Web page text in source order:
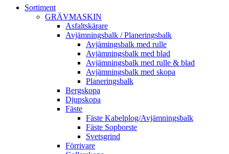
Sortiment
GRÄV­MASKIN
Asfalt­skärare
Avjämnings­balk / Planeringsbalk
Avjämingsbalk med rulle
Avjämningsbalk med blad
Avjämningsbalk med rulle & blad
Avjämningsbalk med skopa
Planerings­balk
Berg­skopa
Djup­skopa
Fäste
Fäste Kabel­­plog/­Avjämnings­­balk
Fäste Sop­borste
Svets­grind
Förrivare